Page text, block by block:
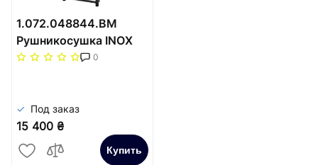
1.072.048844.BM
Рушникосушка INOX
Токіо 770х530/500
0
Под заказ
15 400 ₴
Купить